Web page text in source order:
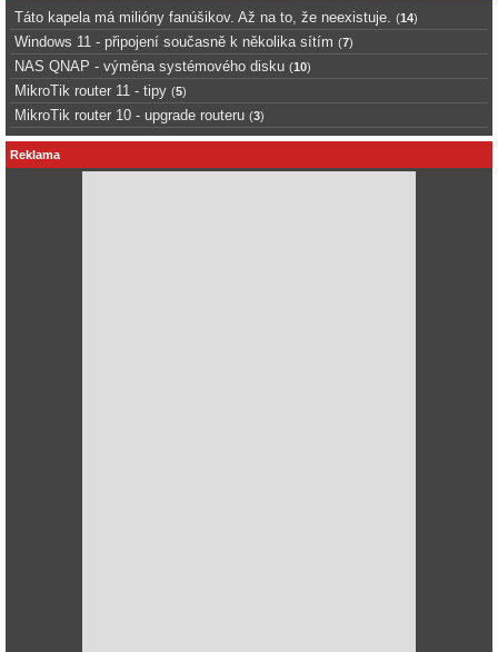
Táto kapela má milióny fanúšikov. Až na to, že neexistuje. (14)
Windows 11 - připojení současně k několika sítím (7)
NAS QNAP - výměna systémového disku (10)
MikroTik router 11 - tipy (5)
MikroTik router 10 - upgrade routeru (3)
Reklama